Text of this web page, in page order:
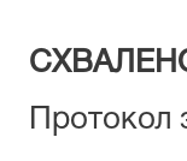
Протокол